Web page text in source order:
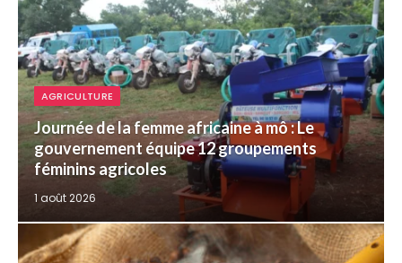
AGRICULTURE
Journée de la femme africaine à mô : Le
gouvernement équipe 12 groupements
féminins agricoles
1 août 2026